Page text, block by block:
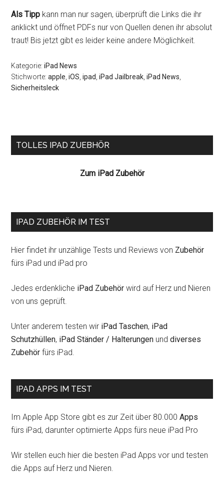
Als Tipp kann man nur sagen, überprüft die Links die ihr
anklickt und öffnet PDFs nur von Quellen denen ihr absolut
traut! Bis jetzt gibt es leider keine andere Möglichkeit.
Kategorie:iPad News
Stichworte:apple ,iOS ,ipad ,iPad Jailbreak ,iPad News
Sicherheitsleck
Seitenspalte
TOLLES IPAD ZUEBHÖR
Zum iPad Zubehör
IPAD ZUBEHÖR IM TEST
Hier findet ihr unzählige Tests und Reviews von Zubehör
fürs iPad und iPad pro
Jedes erdenkliche iPad Zubehör wird auf Herz und Nieren
von uns geprüft.
Unter anderem testen wir iPad Taschen, iPad
Schutzhüllen, iPad Ständer / Halterungen unddiverses
Zubehör fürs iPad.
IPAD APPS IM TEST
Im Apple App Store gibt es zur Zeit über 80.000Apps
fürs iPad, darunter optimierte Apps fürs neue iPad Pro
Wir stellen euch hier die besten iPad Apps vor und testen
die Apps auf Herz und Nieren.